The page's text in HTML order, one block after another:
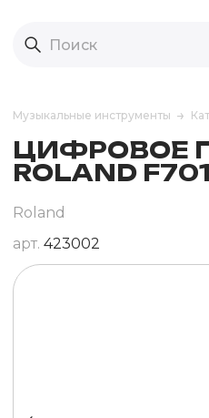
Музыкальные инструменты
ЦИФРОВОЕ
ROLAND
Roland
арт. 423002